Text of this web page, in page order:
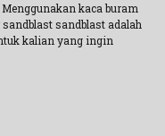
kaca buram
sandblast adalah
kalian yang ingin